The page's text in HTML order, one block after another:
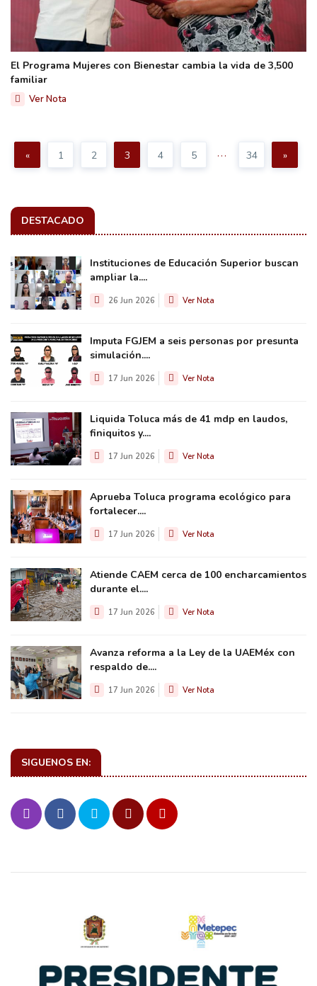
El Programa Mujeres con Bienestar cambia la vida de 3,500
familiar
Ver Nota
« 1 2 3 4 5 ... 34 »
DESTACADO
Instituciones de Educación Superior buscan
ampliar la....
26 Jun 2026 Ver Nota
Imputa FGJEM a seis personas por presunta
simulación....
17 Jun 2026 Ver Nota
Liquida Toluca más de 41 mdp en laudos,
finiquitos y....
17 Jun 2026 Ver Nota
Aprueba Toluca programa ecológico para
fortalecer....
17 Jun 2026 Ver Nota
Atiende CAEM cerca de 100 encharcamientos
durante el....
17 Jun 2026 Ver Nota
Avanza reforma a la Ley de la UAEMéx con
respaldo de....
17 Jun 2026 Ver Nota
SIGUENOS EN: